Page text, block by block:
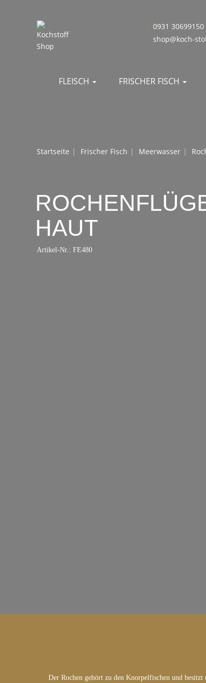
0931 30699150
shop@koch-
FLEISCH FRISCHER FISCH
Startseite Frischer Fisch Meerwasser
HAUT
Artikel-Nr.: FE480
Der Rochen gehört zu den Knorpelfischen und